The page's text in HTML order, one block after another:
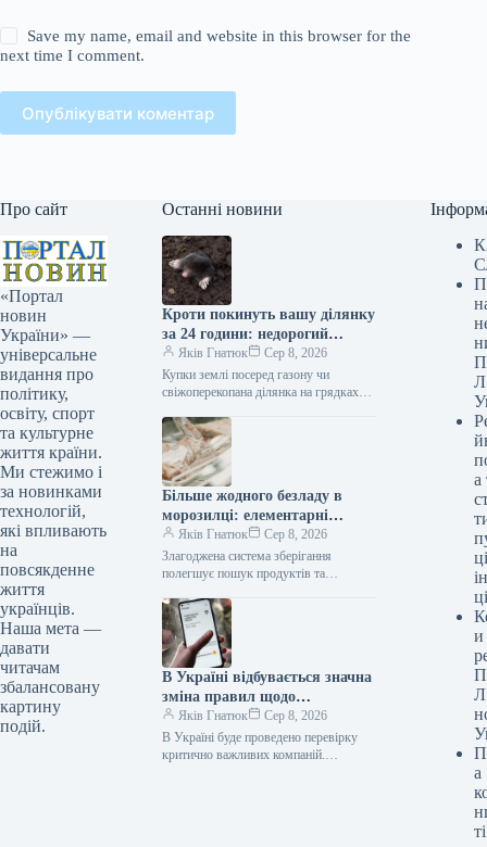
Save my name, email and website in this browser for the
next time I comment.
Опублікувати коментар
Про сайт
«Портал
новин
України» —
універсальне
видання про
політику,
освіту, спорт
та культурне
життя країни.
Ми стежимо і
за новинками
технологій,
які впливають
на
повсякденне
життя
українців.
Наша мета —
давати
читачам
збалансовану
картину
подій.
Останні новини
Кроти покинуть вашу ділянку
за 24 години: недорогий
метод, що дійсно ефективний
Яків Гнатюк
Сер 8, 2026
Купки землі посеред газону чи
свіжоперекопана ділянка на грядках
доглянутого обійстя. Якщо кроти
почали активно прокладати…
Більше жодного безладу в
морозилці: елементарні
поради щодо правильного
зберігання продуктів.
Яків Гнатюк
Сер 8, 2026
Злагоджена система зберігання
полегшує пошук продуктів та
непотрібні запаси. Морозильна камера
/ © pexels.com Наведення ладу…
В Україні відбувається значна
зміна правил щодо
бронювання: хто і з яких
причин може позбутися цього
статусу з 1 вересня.
Яків Гнатюк
Сер 8, 2026
В Україні буде проведено перевірку
критично важливих компаній.
Л
а
ці
и
а